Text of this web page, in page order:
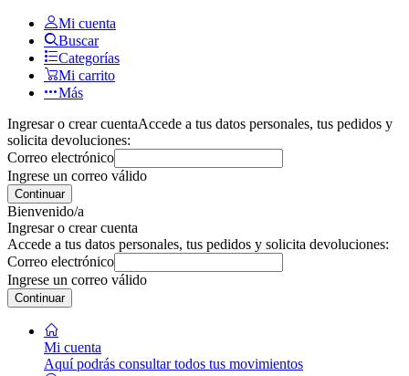
Mi cuenta
Buscar
Categorías
Mi carrito
Más
Ingresar o crear cuentaAccede a tus datos personales, tus pedidos y
solicita devoluciones:
Correo electrónico
Ingrese un correo válido
Continuar
Bienvenido/a
Ingresar o crear cuenta
Accede a tus datos personales, tus pedidos y solicita devoluciones:
Correo electrónico
Ingrese un correo válido
Continuar
Mi cuenta
Aquí podrás consultar todos tus movimientos